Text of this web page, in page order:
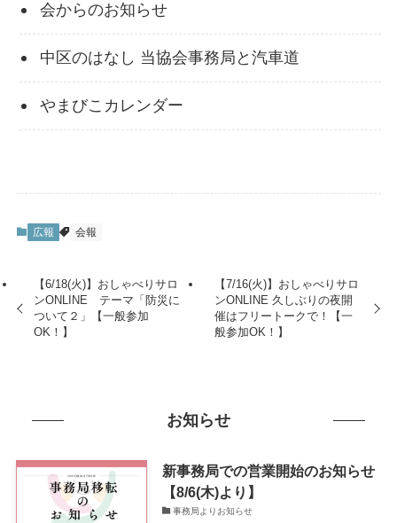
会からのお知らせ
中区のはなし 当協会事務局と汽車道
やまびこカレンダー
広報 会報
【6/18(火)】おしゃべりサロ
ンONLINE テーマ「防災に
ついて２」【一般参加
OK！】
【7/16(火)】おしゃべりサロ
ンONLINE 久しぶりの夜開
催はフリートークで！【一
般参加OK！】
お知らせ
新事務局での営業開始のお知らせ
【8/6(木)より】
事務局よりお知らせ